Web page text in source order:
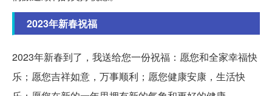
2023年新春祝福
2023年新春到了，我送给您一份祝福：愿您和全家幸福快
乐；愿您吉祥如意，万事顺利；愿您健康安康，生活快